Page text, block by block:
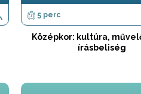
5 perc
Középkor: kultúra,
írásbeliség